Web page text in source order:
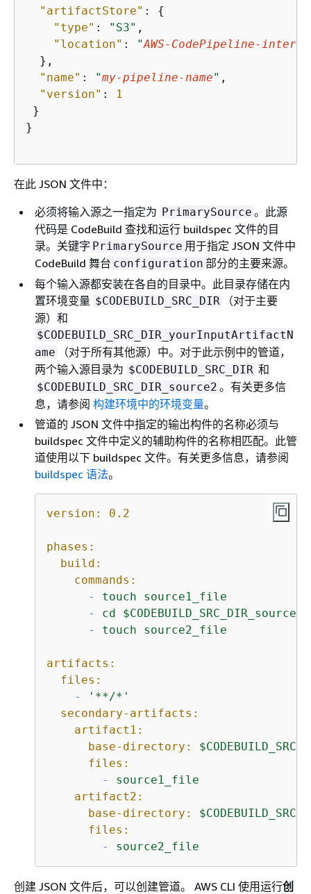
"artifactStore" : {
"type" : "S3" ,
"location" : "AWS-CodePipeline-
  },
"name" : "my-pipeline-name" ,
"version" :
1
}
}
在此 JSON 文件中：
必须将输入源之一指定为 PrimarySource 。此源
代码是 CodeBuild 查找和运行 buildspec 文件的目
录。关键字 PrimarySource 用于指定 JSON 文件中
CodeBuild 舞台 configuration 部分的主要来源。
每个输入源都安装在各自的目录中。此目录存储在内
置环境变量 $CODEBUILD_SRC_DIR
（对于主要
源）和
$CODEBUILD_SRC_DIR_yourInputArtifactN
ame
（对于所有其他源）中。对于此示例中的管道，
两个输入源目录为 $CODEBUILD_SRC_DIR 和
$CODEBUILD_SRC_DIR_source2 。有关更多信
息，请参阅 构建环境中的环境变量。
管道的 JSON 文件中指定的输出构件的名称必须与
buildspec 文件中定义的辅助构件的名称相匹配。此管
道使用以下 buildspec 文件。有关更多信息，请参阅
buildspec 语法。
version: 0.2
phases:
build:
commands:
-
touch
source1_file
-
cd
$CODEBUILD_SRC_DIR_source2
-
touch source2_file
artifacts:
files:
-
'**/*'
secondary-artifacts:
artifact1:
base-directory:
files:
-
source1_file
artifact2:
base-directory:
files:
-
source2_file
创建 JSON 文件后，可以创建管道。 AWS CLI 使用运行创